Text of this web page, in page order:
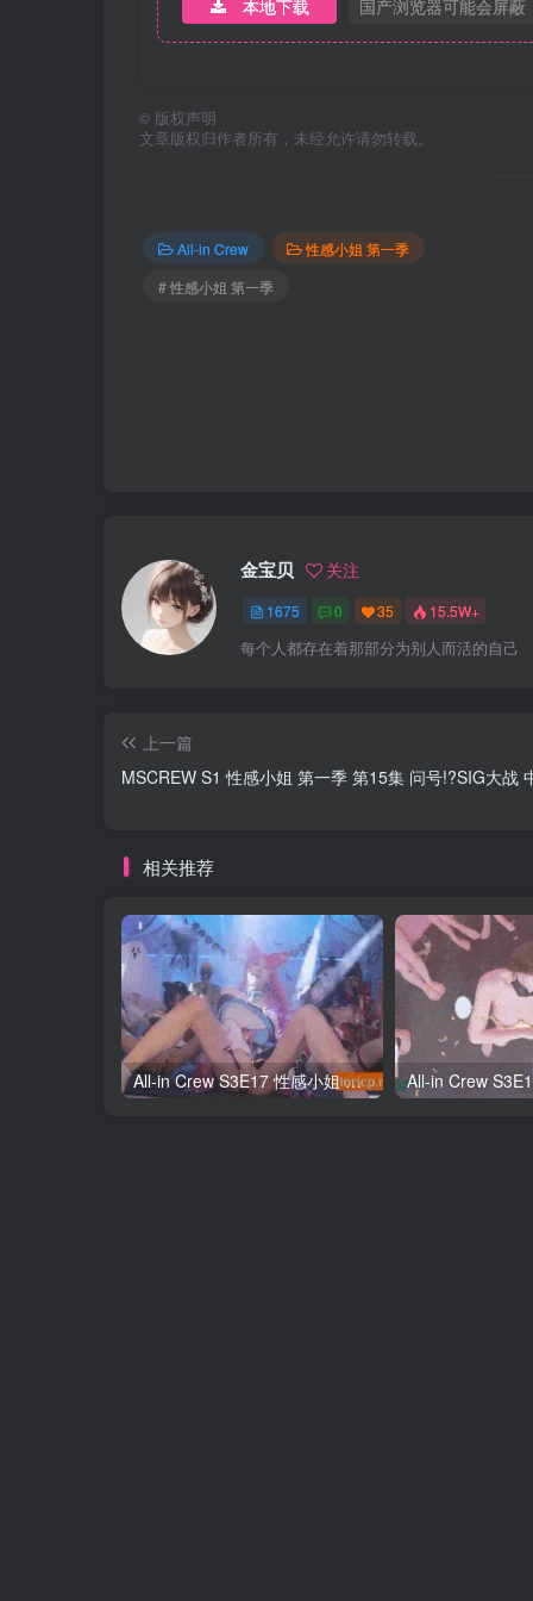
本地下载 国产浏览器可能会屏
© 版权声明
文章版权归作者所有，未经允许请勿转载。
All-in Crew
性感小姐 第一季
# 性感小姐 第一季
金宝贝 关注
1675 0 35 15.5W+
每个人都存在着那部分为别人而活的自己
上一篇
MSCREW S1 性感小姐 第一季 第15集 问号!?SIG大战
相关推荐
All-in Crew S3E17 性感小姐 第3季 第17期 终极Cosplay大对决 中韩简繁字幕